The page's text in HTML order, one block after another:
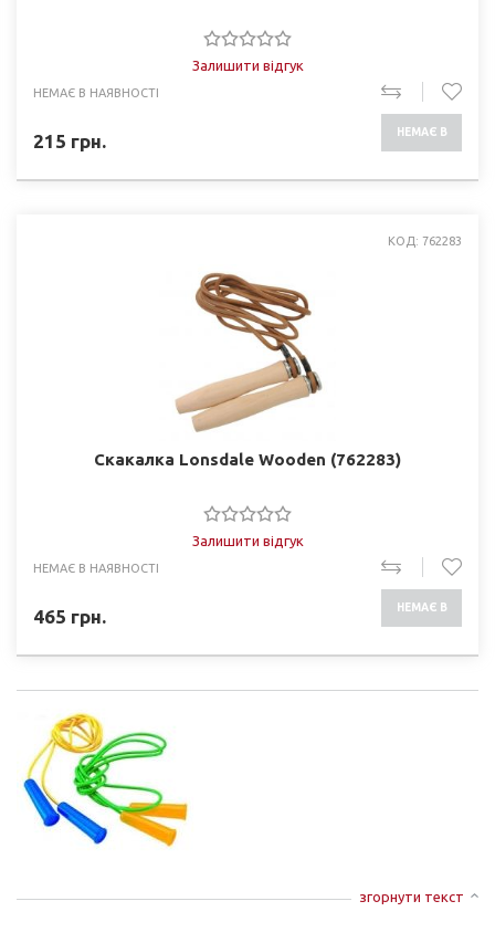
Залишити відгук
НЕМАЄ В НАЯВНОСТІ
215 грн. НЕМАЄ В
КОД: 762283
Скакалка Lonsdale Wooden (762283)
Залишити відгук
НЕМАЄ В НАЯВНОСТІ
465 грн. НЕМАЄ В
згорнути текст